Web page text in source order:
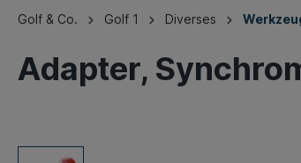
Golf & Co. Golf 1 Diverses
Adapter,